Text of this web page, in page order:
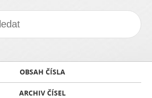
OBSAH ČÍSLA
ARCHIV ČÍSEL